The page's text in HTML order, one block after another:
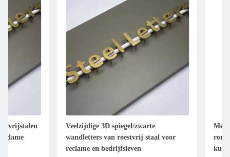
Veelzijdige 3D spiegel/zwarte
wandletters van roestvrij staal voor
reclame en bedrijfsleven
Metalen logo's voor
ronde afgedrukte
kunstgalerijen